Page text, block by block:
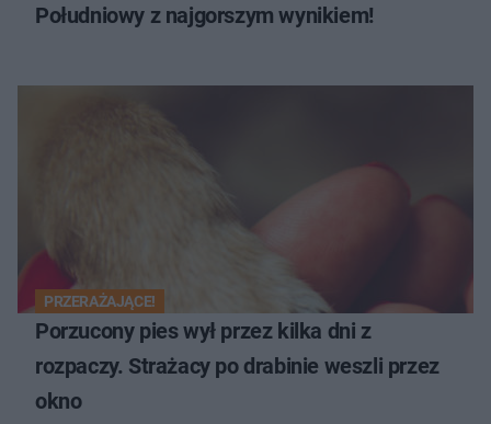
Południowy z najgorszym wynikiem!
PRZERAŻAJĄCE!
Porzucony pies wył przez kilka dni z
rozpaczy. Strażacy po drabinie weszli przez
okno